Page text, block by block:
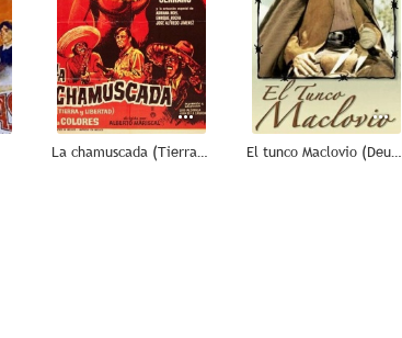
La chamuscada (Tierra y libertad) El tunco Maclovio (Deuda de muerte)